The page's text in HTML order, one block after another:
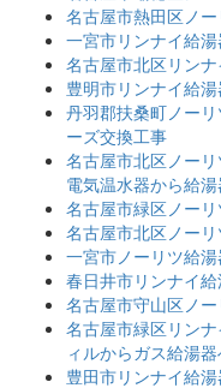
名古屋市熱田区ノ
一宮市リンナイ給
名古屋市北区リン
豊明市リンナイ給
丹羽郡扶桑町ノー
ーズ交換工事
名古屋市北区ノー
電気温水器から給
名古屋市緑区ノー
名古屋市北区ノー
一宮市ノーリツ給
春日井市リンナイ
名古屋市守山区ノ
名古屋市緑区リン
ィルからガス給湯
豊田市リンナイ給